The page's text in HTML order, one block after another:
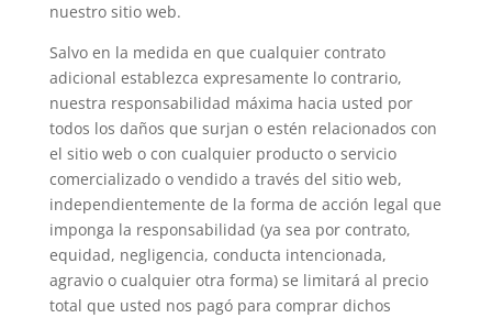
nuestro sitio web.
Salvo en la medida en que cualquier contrato
adicional establezca expresamente lo contrario,
nuestra responsabilidad máxima hacia usted por
todos los daños que surjan o estén relacionados con
el sitio web o con cualquier producto o servicio
comercializado o vendido a través del sitio web,
independientemente de la forma de acción legal que
imponga la responsabilidad (ya sea por contrato,
equidad, negligencia, conducta intencionada,
agravio o cualquier otra forma) se limitará al precio
total que usted nos pagó para comprar dichos